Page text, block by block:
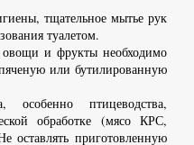
тщательное мытье рук
туалетом.
и фрукты необходимо
или бутилированную
особенно птицеводства,
обработке (мясо КРС,
оставлять приготовленную